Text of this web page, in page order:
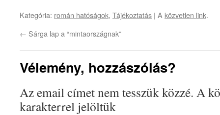
Kategória: román hatóságok, Tájékoztatás | A közvetlen link.
← Sárga lap a “mintaországnak”
Vélemény, hozzászólás?
Az email címet nem tesszük közzé. A
karakterrel jelöltük